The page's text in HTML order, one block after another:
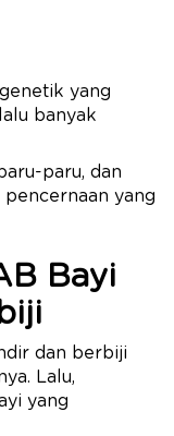
yang
banyak
paru, dan
yang
Bayi
dan berbiji
Lalu,
yang